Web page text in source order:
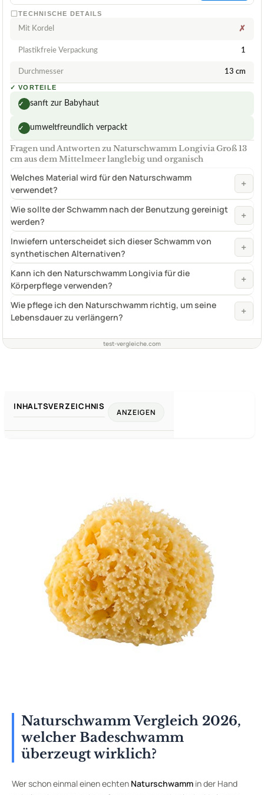
TECHNISCHE DETAILS
Mit Kordel ✗
Plastikfreie Verpackung 1
Durchmesser 13 cm
✓ VORTEILE
✓ sanft zur Babyhaut
✓ umweltfreundlich verpackt
Fragen und Antworten zu Naturschwamm Longivia Groß 13
cm aus dem Mittelmeer langlebig und organisch
Welches Material wird für den Naturschwamm
verwendet?
+
Wie sollte der Schwamm nach der Benutzung gereinigt
werden?
+
Inwiefern unterscheidet sich dieser Schwamm von
synthetischen Alternativen?
+
Kann ich den Naturschwamm Longivia für die
Körperpflege verwenden?
+
Wie pflege ich den Naturschwamm richtig, um seine
Lebensdauer zu verlängern?
+
test-vergleiche.com
Naturschwamm Vergleich 2026,
welcher Badeschwamm
überzeugt wirklich?
Wer schon einmal einen echten Naturschwamm in der Hand
INHALTSVERZEICHNIS
ANZEIGEN